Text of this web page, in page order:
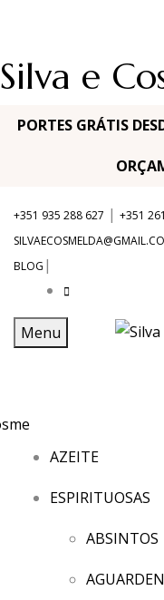
Silva e
PORTES GRÁTIS
+351 935 288 627 | +351
BLOG |
Menu
AZEITE
ESPIRITUOSAS
ABSINTOS